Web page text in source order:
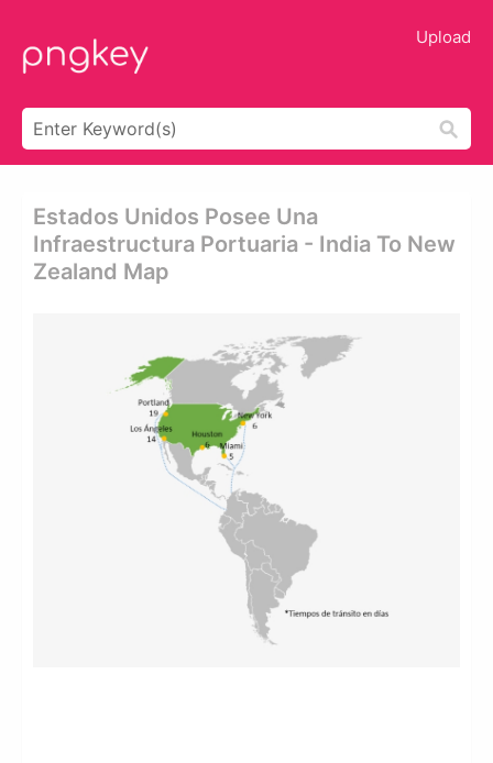
Upload
Estados Unidos Posee Una
Infraestructura Portuaria - India To New
Zealand Map